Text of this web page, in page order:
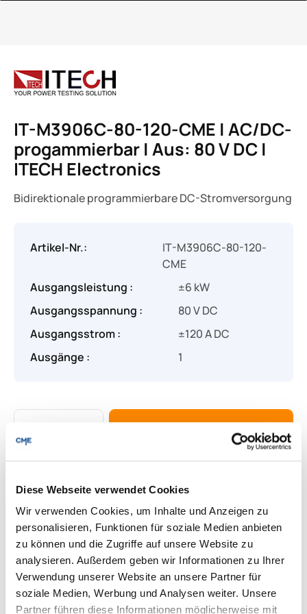
Diese Webseite verwendet Cookies
Wir verwenden Cookies, um Inhalte und Anzeigen zu
personalisieren, Funktionen für soziale Medien anbieten
zu können und die Zugriffe auf unsere Website zu
analysieren. Außerdem geben wir Informationen zu Ihrer
Verwendung unserer Website an unsere Partner für
soziale Medien, Werbung und Analysen weiter. Unsere
Partner führen diese Informationen möglicherweise mit
IT-M3906C-80-120-CME | AC/DC-
progammierbar | Aus: 80 V DC |
ITECH Electronics
Bidirektionale programmierbare DC-Stromversorgung
Per E-mail versenden
Artikel-Nr.:
IT-M3906C-80-120-
CME
Ausgangsleistung :
±6 kW
Ausgangsspannung :
80 V DC
Ausgangsstrom :
±120 A DC
Ausgänge :
1
Produkt Anzahl: Gib den gewünschten
Downloads zum Produkt
Fragen zum Produkt